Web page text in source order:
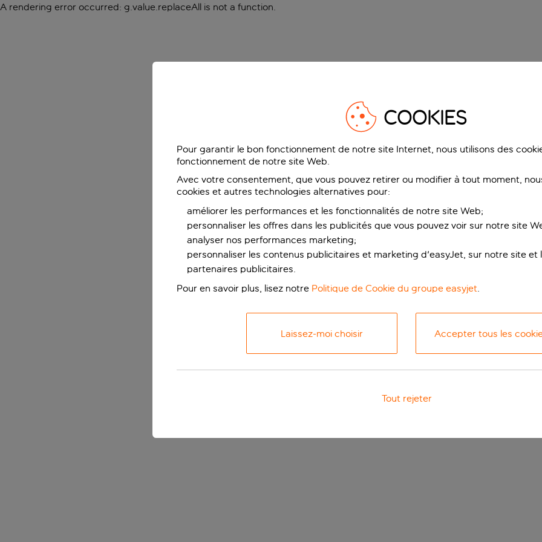
A rendering error occurred: g.value.replaceAll is not a function.
COOKIES
Pour garantir le bon fonctionnement de notre site Internet, nous utilisons des
fonctionnement de notre site Web.
Avec votre consentement, que vous pouvez retirer ou modifier à tout moment,
cookies et autres technologies alternatives pour:
améliorer les performances et les fonctionnalités de notre site Web;
personnaliser les offres dans les publicités que vous pouvez voir sur notre site
analyser nos performances marketing;
personnaliser les contenus publicitaires et marketing d'easyJet, sur notre site et
partenaires publicitaires.
Pour en savoir plus, lisez notre Politique de Cookie du groupe easyjet.
Laissez-moi choisir Accepter tous les
Tout rejeter